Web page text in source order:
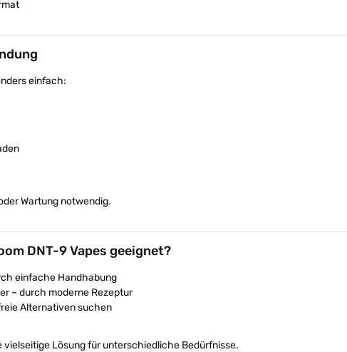
einfach:
Wartung notwendig.
DNT-9 Vapes geeignet?
einfache Handhabung
– durch moderne Rezeptur
Alternativen suchen
vielseitige Lösung für unterschiedliche Bedürfnisse.